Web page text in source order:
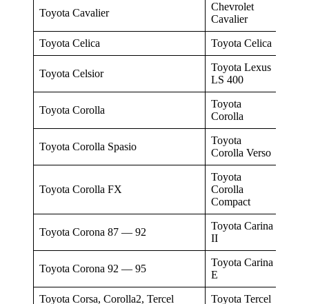
Toyota Cavalier
Chevrolet
Cavalier
Toyota Celica Toyota Celica
Toyota Celsior
Toyota Lexus
LS 400
Toyota Corolla
Toyota
Corolla
Toyota Corolla Spasio
Toyota
Corolla Verso
Toyota Corolla FX
Toyota
Corolla
Compact
Toyota Corona 87 — 92
Toyota Carina
II
Toyota Corona 92 — 95
Toyota Carina
E
Toyota Corsa, Corolla2, Tercel Toyota Tercel